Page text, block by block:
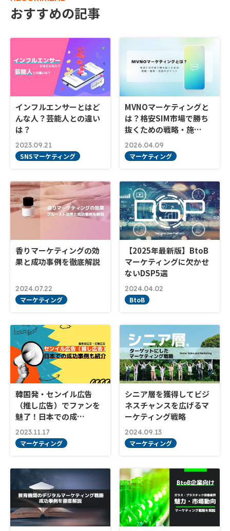
おすすめの記事
インフルエンサーとはど
んな人？芸能人との違い
は？
2023.09.21
SNSマーケティング
MVNOマーケティングと
は？格安SIM市場で勝ち
抜くための戦略・施…
2026.04.09
マーケティング
香りマーケティングの効
果と成功事例を徹底解説
2024.07.22
マーケティング
【2025年最新版】BtoB
マーケティングに欠かせ
ないDSP5選
2024.04.02
BtoB
韓国発・センイル広告
（推し広告）でファンを
魅了！日本での成…
2023.11.17
マーケティング
シニア層を獲得してビジ
ネスチャンスを広げるマ
ーケティング戦略
2024.09.13
マーケティング